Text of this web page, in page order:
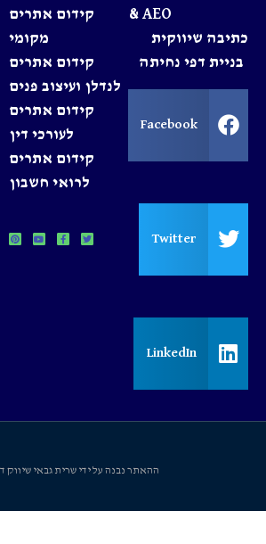
& AEO
שיווקית
דפי נחיתה
Facebook
Twitter
LinkedIn
קידום אתרים
מקומי
קידום אתרים
לנדלן ועיצוב פנים
קידום אתרים
לעורכי דין
קידום אתרים
לרואי חשבון
ההאתר נבנה על ידי שרית גבאי שיווק דיגיטלי